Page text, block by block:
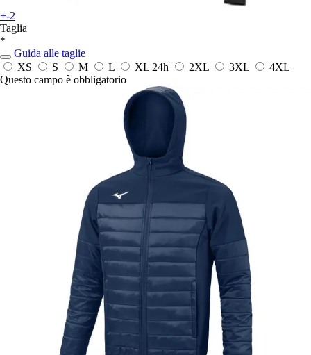
+-2
Taglia
*
Guida alle taglie
XS
S M L XL 24h 2XL 3XL
4XL
Questo campo è obbligatorio